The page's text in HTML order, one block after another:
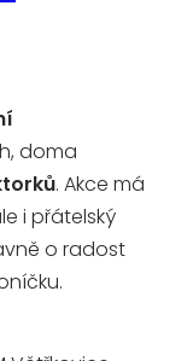
doma
. Akce má
i přátelský
o radost